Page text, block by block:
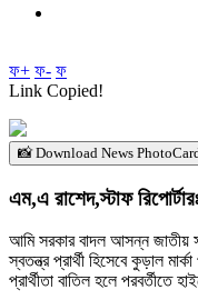
ফ+ ফ- ফ
Link Copied!
📸 Download News
এম,এ রাশেদ,স্টাফ
আমি সরকার বাদল আসন্ন জাতীয়
স্বতন্ত্র প্রার্থী হিসেবে কুড়াল
প্রার্থীতা বাতিল হলে পরবর্তীতে